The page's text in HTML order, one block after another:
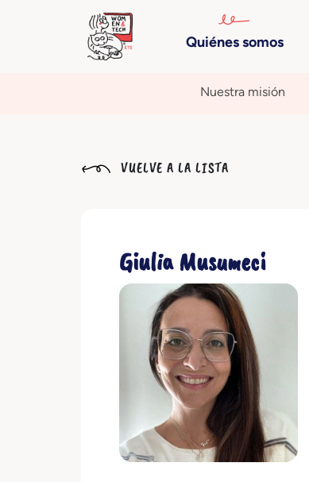
Quiénes somos
Nuestra misión
VUELVE A LA LISTA
Giulia Musumeci